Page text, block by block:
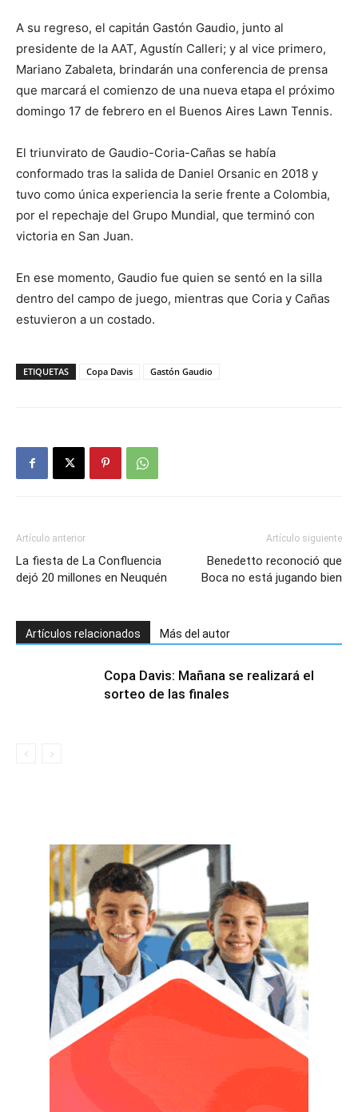
A su regreso, el capitán Gastón Gaudio, junto al
presidente de la AAT, Agustín Calleri; y al vice primero,
Mariano Zabaleta, brindarán una conferencia de prensa
que marcará el comienzo de una nueva etapa el próximo
domingo 17 de febrero en el Buenos Aires Lawn Tennis.
El triunvirato de Gaudio-Coria-Cañas se había
conformado tras la salida de Daniel Orsanic en 2018 y
tuvo como única experiencia la serie frente a Colombia,
por el repechaje del Grupo Mundial, que terminó con
victoria en San Juan.
En ese momento, Gaudio fue quien se sentó en la silla
dentro del campo de juego, mientras que Coria y Cañas
estuvieron a un costado.
ETIQUETAS Copa Davis Gastón Gaudio
Artículo anterior
La fiesta de La Confluencia
dejó 20 millones en Neuquén
Artículo siguiente
Benedetto reconoció que
Boca no está jugando bien
Artículos relacionados Más del autor
Copa Davis: Mañana se realizará el
sorteo de las finales